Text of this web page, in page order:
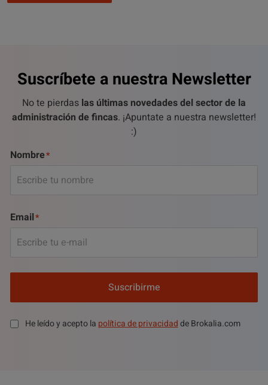
Suscríbete a nuestra Newsletter
No te pierdas las últimas novedades del sector de la
administración de fincas. ¡Apuntate a nuestra newsletter!
:)
Nombre
Email
Suscribirme
He leído y acepto la política de privacidadde Brokalia.com